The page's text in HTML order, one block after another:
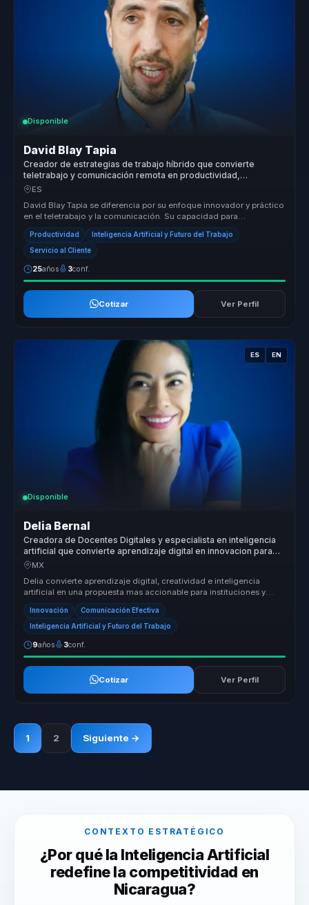
Disponible
David Blay Tapia
Creador de estrategias de trabajo híbrido que convierte
teletrabajo y comunicación remota en productividad,
coordinación y bienestar para empresas.
ES
David Blay Tapia se diferencia por su enfoque innovador y práctico
en el teletrabajo y la comunicación. Su capacidad para
implementar mod...
Productividad Inteligencia Artificial y Futuro del Trabajo
Servicio al Cliente
25años 3conf.
Cotizar Ver Perfil
ES EN
Disponible
Delia Bernal
Creadora de Docentes Digitales y especialista en inteligencia
artificial que convierte aprendizaje digital en innovacion para
instituciones y equipos.
MX
Delia convierte aprendizaje digital, creatividad e inteligencia
artificial en una propuesta mas accionable para instituciones y
empresas ...
Innovación Comunicación Efectiva
Inteligencia Artificial y Futuro del Trabajo
9años 3conf.
Cotizar Ver Perfil
1 2 Siguiente →
CONTEXTO ESTRATÉGICO
¿Por qué la Inteligencia Artificial
redefine la competitividad en
Nicaragua?